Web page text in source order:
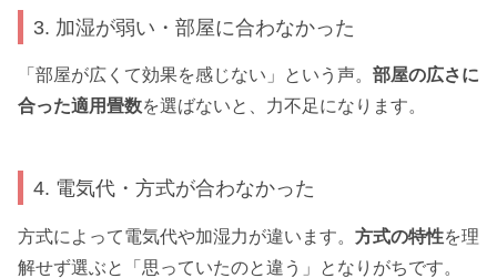
3. 加湿が弱い・部屋に合わなかった
「部屋が広くて効果を感じない」という声。 部屋の広さに
合った適用畳数を選ばないと、力不足になります。
4. 電気代・方式が合わなかった
方式によって電気代や加湿力が違います。 方式の特性を理
解せず選ぶと「思っていたのと違う」となりがちです。